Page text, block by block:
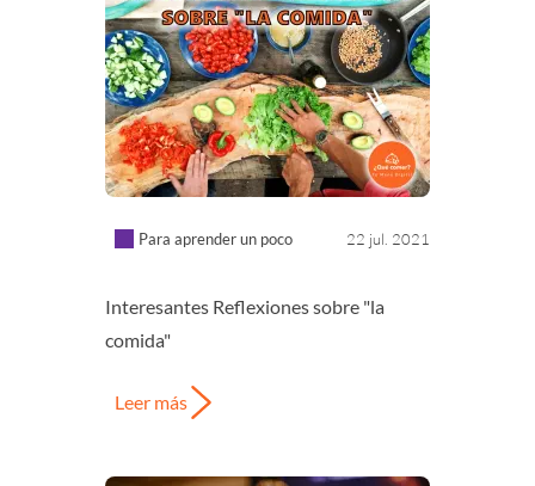
Para aprender un poco 22 jul. 2021
Interesantes Reflexiones sobre "la
comida"
Leer más